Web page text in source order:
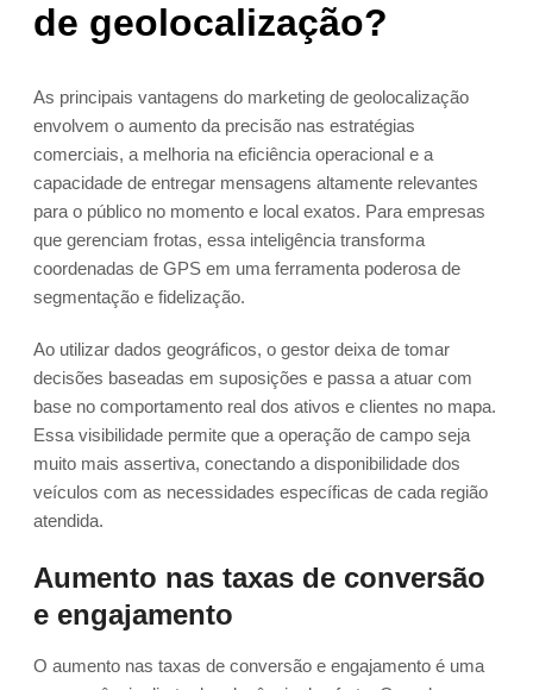
de geolocalização?
As principais vantagens do marketing de geolocalização
envolvem o aumento da precisão nas estratégias
comerciais, a melhoria na eficiência operacional e a
capacidade de entregar mensagens altamente relevantes
para o público no momento e local exatos. Para empresas
que gerenciam frotas, essa inteligência transforma
coordenadas de GPS em uma ferramenta poderosa de
segmentação e fidelização.
Ao utilizar dados geográficos, o gestor deixa de tomar
decisões baseadas em suposições e passa a atuar com
base no comportamento real dos ativos e clientes no mapa.
Essa visibilidade permite que a operação de campo seja
muito mais assertiva, conectando a disponibilidade dos
veículos com as necessidades específicas de cada região
atendida.
Aumento nas taxas de conversão
e engajamento
O aumento nas taxas de conversão e engajamento é uma